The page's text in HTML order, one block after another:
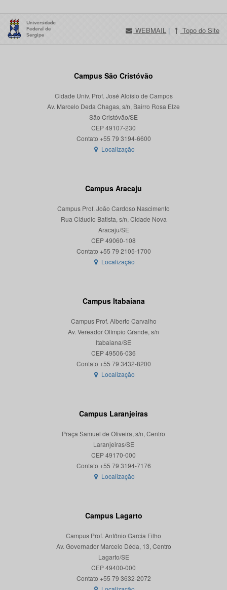
WEBMAIL | Topo do Site
Campus São Cristóvão
Cidade Univ. Prof. José Aloísio de Campos
Av. Marcelo Deda Chagas, s/n, Bairro Rosa Elze
São Cristóvão/SE
CEP 49107-230
Localização
Campus Aracaju
Campus Prof. João Cardoso Nascimento
Rua Cláudio Batista, s/n, Cidade Nova
Aracaju/SE
CEP 49060-108
Localização
Campus Itabaiana
Campus Prof. Alberto Carvalho
Av. Vereador Olímpio Grande, s/n
Itabaiana/SE
CEP 49506-036
Localização
Campus Laranjeiras
Praça Samuel de Oliveira, s/n, Centro
Laranjeiras/SE
CEP 49170-000
Localização
Campus Lagarto
Campus Prof. Antônio Garcia Filho
Av. Governador Marcelo Déda, 13, Centro
Lagarto/SE
CEP 49400-000